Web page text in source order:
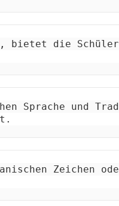
bietet die
Sprache und
Zeichen